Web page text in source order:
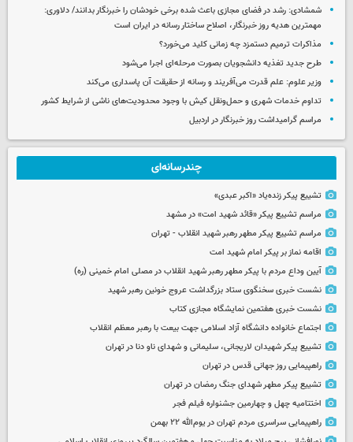
شمشادی: رشد در فضای مجازی باعث شده برخی خودشان را خبرنگار بدانند/ دلاوری:
مهمترین هدیه‌ روز خبرنگار، اصلاح ساختار رسانه در ایران است
مذاکرات ترمیم دستمزد چه زمانی کلید می‌خورد؟
طرح جدید تغذیه دانشجویان بصورت مرحله‌ای اجرا می‌شود
وزیر علوم: علم قدرت می‌آفریند و رسانه از حقیقت آن پاسداری می‌کند
تداوم خدمات شهری و حمل‌ونقل کیش با وجود محدودیت‌های ناشی از شرایط کشور
مراسم گرامیداشت روز خبرنگار در اردبیل
چندرسانه‌ای
تشییع پیکر زنده‌یاد «اکبر عبدی»
مراسم تشییع پیکر «قائد شهید امت» در مشهد
مراسم تشییع پیکر مطهر رهبر شهید انقلاب - تهران
اقامه نماز بر پیکر امام شهید امت
آیین وداع مردم با پیکر مطهر رهبر شهید انقلاب در مصلی امام خمینی (ره)
نشست خبری سخنگوی ستاد بزرگداشت عروج خونین رهبر شهید
نشست خبری هفتمین نمایشگاه مجازی کتاب
اجتماع خانواده دانشگاه آزاد اسلامی جهت بیعت با رهبر معظم انقلاب
تشییع پیکر شهیدان لاریجانی، سلیمانی و شهدای ناو دنا در تهران
راهپیمایی روز جهانی قدس در تهران
تشییع پیکر مطهر شهدای جنگ رمضان در تهران
اختتامیه چهل و چهارمین جشنواره فیلم فجر
راهپیمایی سراسری مردم تهران در یوم‌الله ۲۲ بهمن